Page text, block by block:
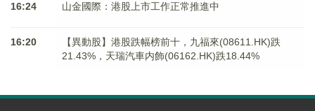
16:24 山金國際：港股上市工作正常推進中
16:20
【異動股】港股跌幅榜前十，九福來(08611.HK)跌
21.43%，天瑞汽車内飾(06162.HK)跌18.44%